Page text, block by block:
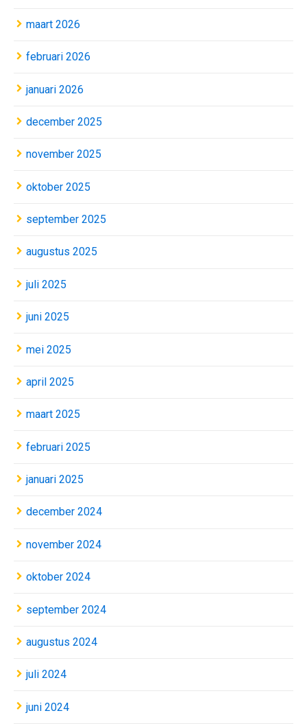
maart 2026
februari 2026
januari 2026
december 2025
november 2025
oktober 2025
september 2025
augustus 2025
juli 2025
juni 2025
mei 2025
april 2025
maart 2025
februari 2025
januari 2025
december 2024
november 2024
oktober 2024
september 2024
augustus 2024
juli 2024
juni 2024